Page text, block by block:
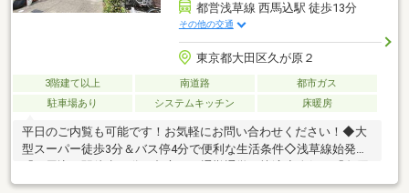
都営浅草線 西馬込駅 徒歩13分
その他の交通
東京都大田区久が原２
3階建て以上 南道路
都市ガス
駐車場あり
システムキッチン 床暖房
平日のご内覧も可能です！お気軽にお問い合わせください！◆大
型スーパー徒歩3分＆バス停4分で便利な生活条件◇浅草線始発
小学校」で子育て住環境も良好◇川崎ラゾーナや東銀座へのショ